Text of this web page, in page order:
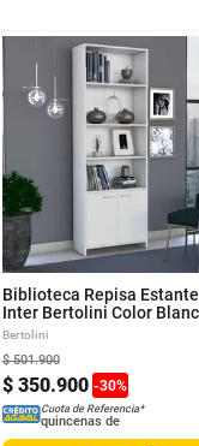
Biblioteca Repisa
Inter Bertolini Color
Bertolini
$ 350.900 -30%
$ 501.900
Cuota de Referencia*
quincenas de